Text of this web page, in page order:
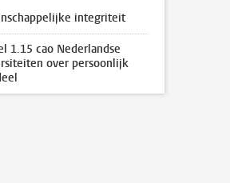
integriteit
1.15 cao Nederlandse
over persoonlijk